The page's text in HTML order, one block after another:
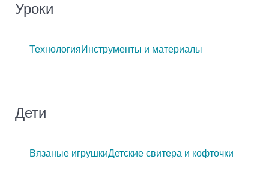
Уроки
ТехнологияИнструменты и материалы
Дети
Вязаные игрушкиДетские свитера и кофточки